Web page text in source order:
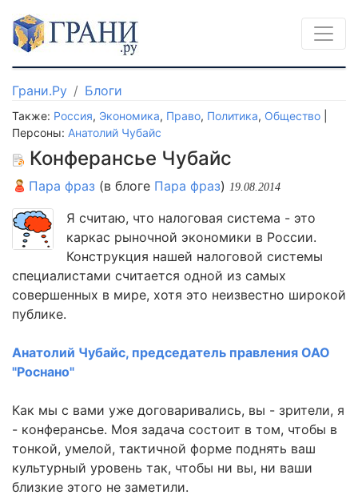
Грани.Ру Блоги
Также: Россия, Экономика, Право, Политика, Общество
Персоны: Анатолий Чубайс
Конферансье Чубайс
Пара фраз (в блоге Пара фраз) 19.08.2014
Я считаю, что налоговая система - это
каркас рыночной экономики в России.
Конструкция нашей налоговой системы
специалистами считается одной из самых
совершенных в мире, хотя это неизвестно широкой
публике.
Анатолий Чубайс, председатель правления ОАО
"Роснано"
Как мы с вами уже договаривались, вы - зрители, я
- конферансье. Моя задача состоит в том, чтобы в
тонкой, умелой, тактичной форме поднять ваш
культурный уровень так, чтобы ни вы, ни ваши
близкие этого не заметили.